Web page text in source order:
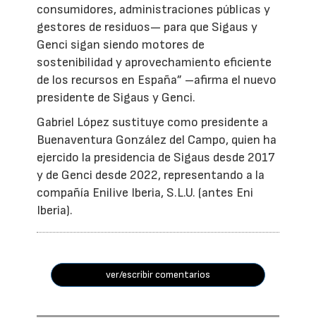
consumidores, administraciones públicas y
gestores de residuos— para que Sigaus y
Genci sigan siendo motores de
sostenibilidad y aprovechamiento eficiente
de los recursos en España” –afirma el nuevo
presidente de Sigaus y Genci.
Gabriel López sustituye como presidente a
Buenaventura González del Campo, quien ha
ejercido la presidencia de Sigaus desde 2017
y de Genci desde 2022, representando a la
compañía Enilive Iberia, S.L.U. (antes Eni
Iberia).
ver/escribir comentarios